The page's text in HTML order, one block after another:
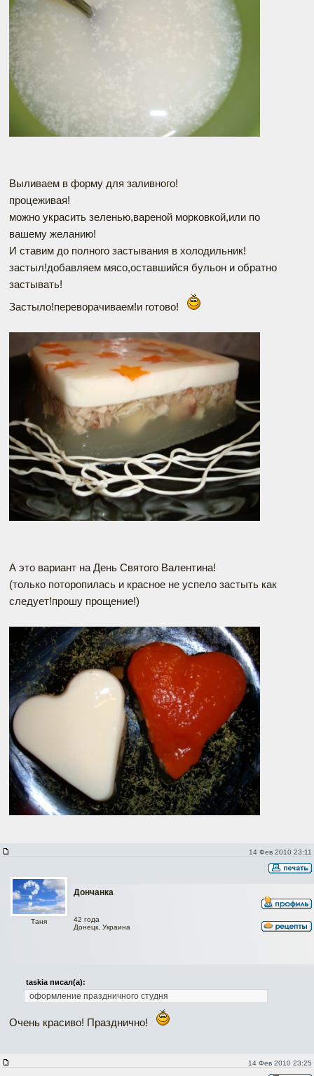
Выливаем в форму для заливного!
процеживая!
можно украсить зеленью,вареной морковкой,или по
вашему желанию!
И ставим до полного застывания в холодильник!
застыл!добавляем мясо,оставшийся бульон и обратно
застывать!
Застыло!переворачиваем!и готово!
А это вариант на День Святого Валентина!
(только поторопилась и красное не успело застыть как
следует!прошу прощение!)
14 Фев 2010 23:11
Дончанка
Таня
42 года
Донецк, Украина
taskia писал(а):
оформление праздничного студня
Очень красиво! Празднично!
14 Фев 2010 23:25